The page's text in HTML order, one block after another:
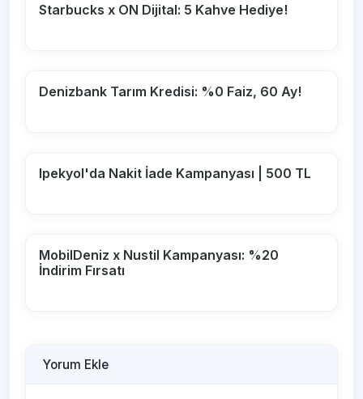
Starbucks x ON Dijital: 5 Kahve Hediye!
Denizbank Tarım Kredisi: %0 Faiz, 60 Ay!
Ipekyol'da Nakit İade Kampanyası | 500 TL
MobilDeniz x Nustil Kampanyası: %20
İndirim Fırsatı
Yorum Ekle